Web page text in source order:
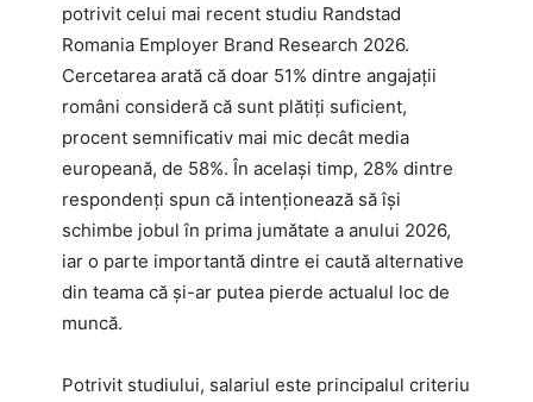
potrivit celui mai recent studiu Randstad
Romania Employer Brand Research 2026.
Cercetarea arată că doar 51% dintre angajații
români consideră că sunt plătiți suficient,
procent semnificativ mai mic decât media
europeană, de 58%. În același timp, 28% dintre
respondenți spun că intenționează să își
schimbe jobul în prima jumătate a anului 2026,
iar o parte importantă dintre ei caută alternative
din teama că și-ar putea pierde actualul loc de
muncă.
Potrivit studiului, salariul este principalul criteriu